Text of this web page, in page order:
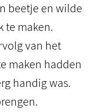
beetje en wilde
te maken.
van het
maken hadden
handig was.